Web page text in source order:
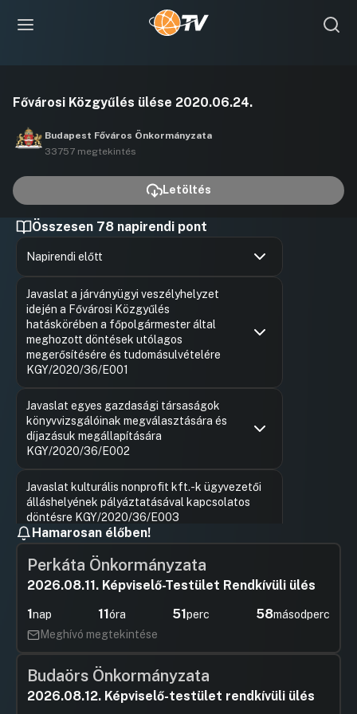
Fővárosi Közgyűlés ülése 2020.06.24.
Budapest Főváros Önkormányzata
33757 megtekintés
Letöltés
Összesen 78 napirendi pont
Napirendi előtt
Javaslat a járványügyi veszélyhelyzet
idején a Fővárosi Közgyűlés
hatáskörében a főpolgármester által
meghozott döntések utólagos
megerősítésére és tudomásulvételére
KGY/2020/36/E001
Javaslat egyes gazdasági társaságok
könyvvizsgálóinak megválasztására és
díjazásuk megállapítására
KGY/2020/36/E002
Javaslat kulturális nonprofit kft.-k ügyvezetői
álláshelyének pályáztatásával kapcsolatos
döntésre KGY/2020/36/E003
UGRÁS A NAPIREND ELEJÉRE
Javaslat személyi döntések meghozatalára
KGY/2020/36/E004
UGRÁS A NAPIREND ELEJÉRE
KGY/2020/36/E005
HozzászólásokUgrás a napirendi pontra
Láng
Hamarosan élőben!
Perkáta Önkormányzata
2026.08.11. Képviselő-Testület Rendkívüli ülés
1nap 11óra 51perc 58másodperc
Meghívó megtekintése
Budaörs Önkormányzata
2026.08.12. Képviselő-testület rendkívüli ülés